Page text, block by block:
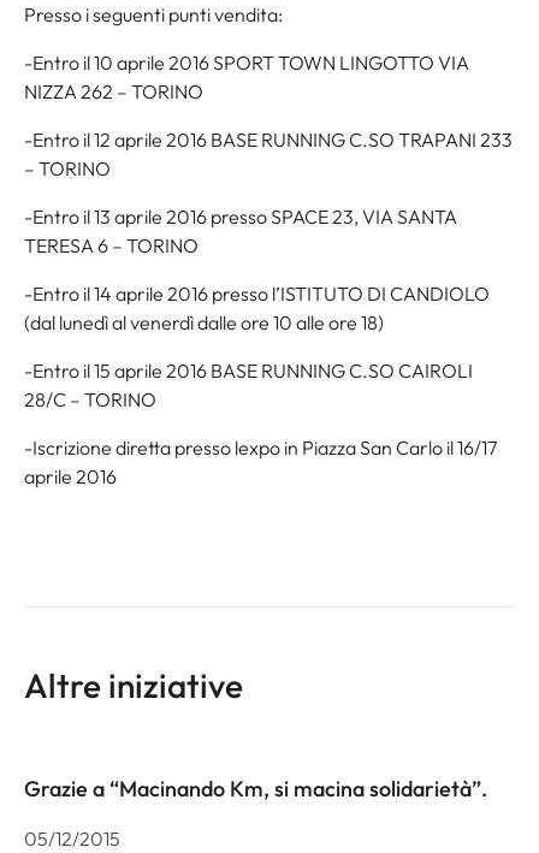
Presso i seguenti punti vendita:
-Entro il 10 aprile 2016 SPORT TOWN LINGOTTO VIA
NIZZA 262 – TORINO
-Entro il 12 aprile 2016 BASE RUNNING C.SO TRAPANI 233
– TORINO
-Entro il 13 aprile 2016 presso SPACE 23, VIA SANTA
TERESA 6 – TORINO
-Entro il 14 aprile 2016 presso l’ISTITUTO DI CANDIOLO
(dal lunedì al venerdì dalle ore 10 alle ore 18)
-Entro il 15 aprile 2016 BASE RUNNING C.SO CAIROLI
28/C – TORINO
-Iscrizione diretta presso lexpo in Piazza San Carlo il 16/17
aprile 2016
Altre iniziative
Grazie a “Macinando Km, si macina solidarietà”.
05/12/2015